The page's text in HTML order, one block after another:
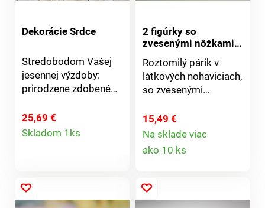
Dekorácie Srdce
Stredobodom Vašej
jesennej výzdoby:
prirodzene zdobené
lístím a voňavou
šifónovou mašľou -
pravý + ľahko sa čistí.
25,69 €
Skladom 1ks
2 figúrky so
zvesenými nôžkami
Roztomilý párik v
látkových nohaviciach,
so zvesenými
pútač na Váš okenný
parapet. Každá figúrka
18 cm.
15,49 €
Na sklade viac
ako 10 ks